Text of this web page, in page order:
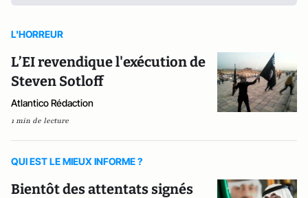
L'HORREUR
L’EI revendique l'exécution de
Steven Sotloff
Atlantico Rédaction
1 min de lecture
QUI EST LE MIEUX INFORME ?
Bientôt des attentats signés